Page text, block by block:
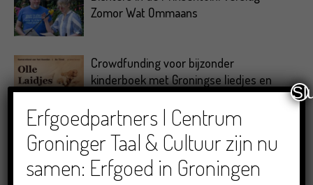
Zomor Wat Ommaans
Crowdfunding voor bijzonder
kinderboek met Groningse liedjes en
verhalen
RECENTE BERICHTEN
Erfgoedpartners | Centrum
Groninger Taal & Cultuur zijn nu
samen: Erfgoed in Groningen